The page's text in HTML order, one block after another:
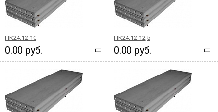
ПК24.12 10
0.00 руб.
ПК24.12 12,5
0.00 руб.